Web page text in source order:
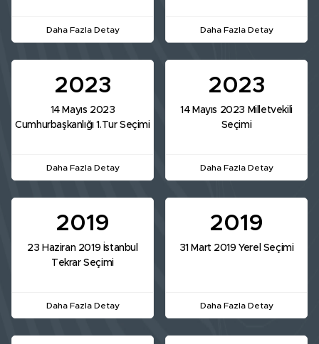
Daha Fazla Detay Daha Fazla Detay
2023
14 Mayıs 2023
Cumhurbaşkanlığı 1.Tur Seçimi
Daha Fazla Detay
2023
14 Mayıs 2023 Milletvekili
Seçimi
Daha Fazla Detay
2019
23 Haziran 2019 İstanbul
Tekrar Seçimi
Daha Fazla Detay
2019
31 Mart 2019 Yerel Seçimi
Daha Fazla Detay